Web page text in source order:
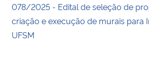
078/2025 - Edital de seleção de
criação e execução de murais para
UFSM